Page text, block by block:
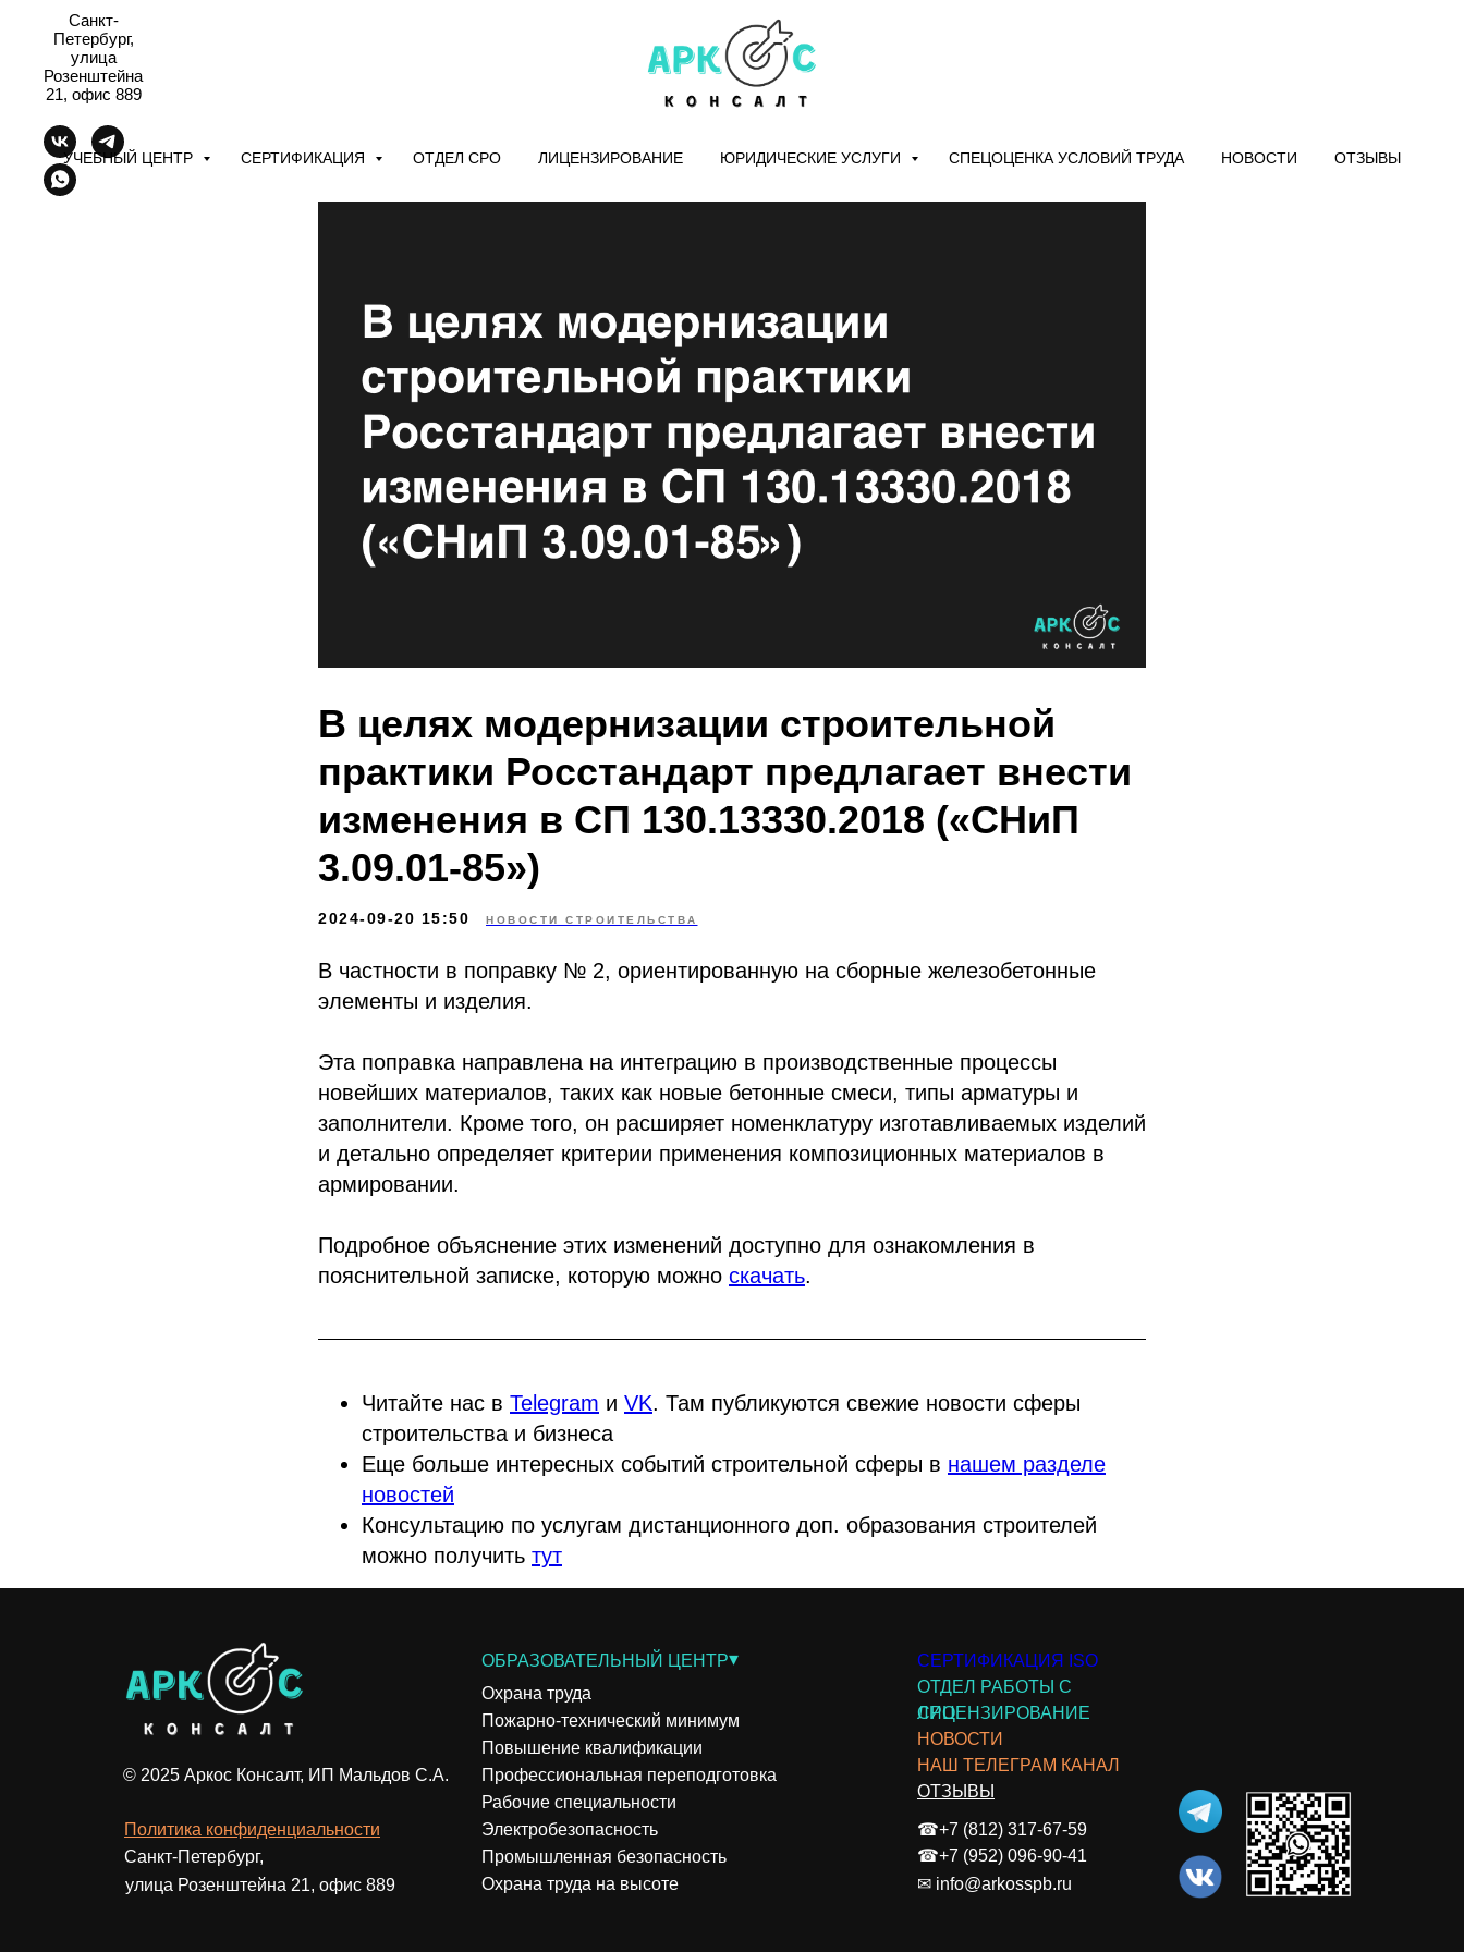
Санкт-
Петербург,
улица
Розенштейна
21, офис 889
УЧЕБНЫЙ ЦЕНТР СЕРТИФИКАЦИЯ ОТДЕЛ СРО ЛИЦЕНЗИРОВАНИЕ ЮРИДИЧЕСКИЕ УСЛУГИ СПЕЦОЦЕНКА УСЛОВИЙ ТРУДА НОВОСТИ ОТЗЫВЫ
В целях модернизации строительной
практики Росстандарт предлагает внести
изменения в СП 130.13330.2018 («СНиП
3.09.01-85»)
2024-09-20 15:50 НОВОСТИ СТРОИТЕЛЬСТВА
В частности в поправку № 2, ориентированную на сборные железобетонные
элементы и изделия.
Эта поправка направлена ​​на интеграцию в производственные процессы
новейших материалов, таких как новые бетонные смеси, типы арматуры и
заполнители. Кроме того, он расширяет номенклатуру изготавливаемых изделий
и детально определяет критерии применения композиционных материалов в
армировании.
Подробное объяснение этих изменений доступно для ознакомления в
пояснительной записке, которую можно скачать.
Читайте нас в Telegram и VK. Там публикуются свежие новости сферы
строительства и бизнеса
Еще больше интересных событий строительной сферы в нашем разделе
новостей
Консультацию по услугам дистанционного доп. образования строителей
можно получить тут
© 2025 Аркос Консалт, ИП Мальдов С.А.
Политика конфиденциальности
ОБРАЗОВАТЕЛЬНЫЙ ЦЕНТР
Охрана труда
▾
Повышение квалификации
Профессиональная переподготовка
Рабочие специальности
Электробезопасность
Промышленная безопасность
СЕРТИФИКАЦИЯ ISO
ОТДЕЛ РАБОТЫ С
СРО
ЛИЦЕНЗИРОВАНИЕ
☎+7 (812) 317-67-59
☎+7 (952) 096-90-41
✉ info@arkosspb.ru
НОВОСТИ
Санкт-Петербург,
улица Розенштейна 21, офис 889
ОТЗЫВЫ
Пожарно-технический минимум
НАШ ТЕЛЕГРАМ КАНАЛ
Охрана труда на высоте